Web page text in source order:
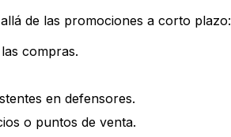
de las promociones a corto plazo:
compras.
en defensores.
o puntos de venta.